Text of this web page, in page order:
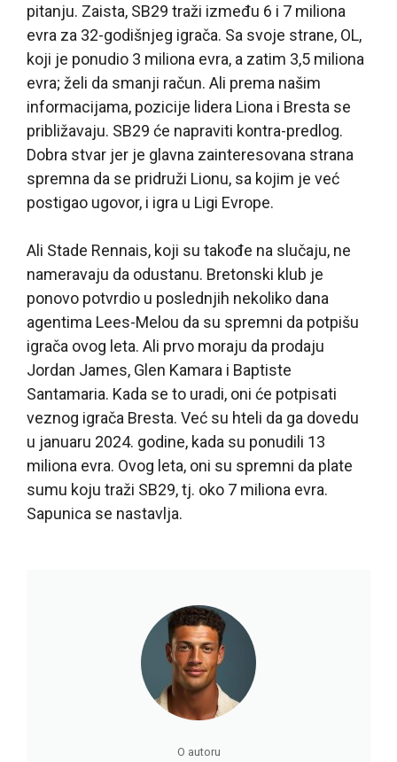
pitanju. Zaista, SB29 traži između 6 i 7 miliona
evra za 32-godišnjeg igrača. Sa svoje strane, OL,
koji je ponudio 3 miliona evra, a zatim 3,5 miliona
evra; želi da smanji račun. Ali prema našim
informacijama, pozicije lidera Liona i Bresta se
približavaju. SB29 će napraviti kontra-predlog.
Dobra stvar jer je glavna zainteresovana strana
spremna da se pridruži Lionu, sa kojim je već
postigao ugovor, i igra u Ligi Evrope.
Ali Stade Rennais, koji su takođe na slučaju, ne
nameravaju da odustanu. Bretonski klub je
ponovo potvrdio u poslednjih nekoliko dana
agentima Lees-Melou da su spremni da potpišu
igrača ovog leta. Ali prvo moraju da prodaju
Jordan James, Glen Kamara i Baptiste
Santamaria. Kada se to uradi, oni će potpisati
veznog igrača Bresta. Već su hteli da ga dovedu
u januaru 2024. godine, kada su ponudili 13
miliona evra. Ovog leta, oni su spremni da plate
sumu koju traži SB29, tj. oko 7 miliona evra.
Sapunica se nastavlja.
O autoru